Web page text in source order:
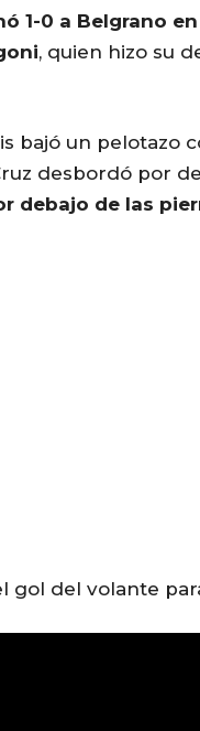
1-0 a Belgrano
, quien hizo su
bajó un
desbordó por
debajo de las
gol del volante